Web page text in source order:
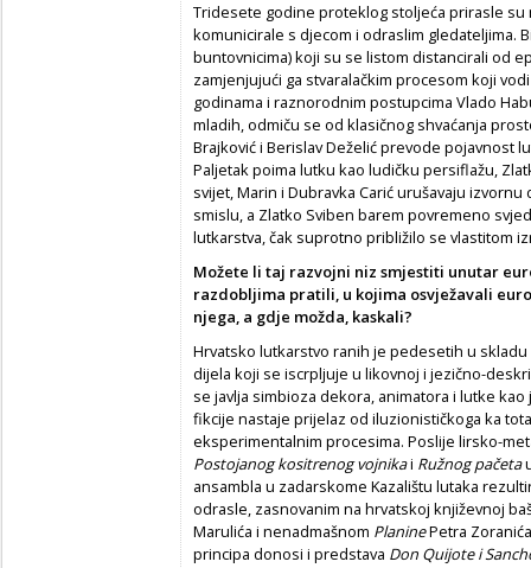
Tridesete godine proteklog stoljeća prirasle
komunicirale s djecom i odraslim gledateljima.
buntovnicima) koji su se listom distancirali od
zamjenjujući ga stvaralačkim procesom koji
godinama i raznorodnim postupcima Vlado
mladih, odmiču se od klasičnog shvaćanja
Brajković i Berislav Deželić prevode pojavnost
Paljetak poima lutku kao ludičku persiflažu,
svijet, Marin i Dubravka Carić urušavaju
smislu, a Zlatko Sviben barem povremeno
lutkarstva, čak suprotno približilo se vlastitom
Možete li taj razvojni niz smjestiti unutar
razdobljima pratili, u kojima osvježavali
njega, a gdje možda, kaskali?
Hrvatsko lutkarstvo ranih je pedesetih u
dijela koji se iscrpljuje u likovnoj i jezično-
se javlja simbioza dekora, animatora i lutke
fikcije nastaje prijelaz od iluzionističkoga ka
eksperimentalnim procesima. Poslije lirsko-
Postojanog kositrenog vojnikai Ružnog pačeta
ansambla u zadarskome Kazalištu lutaka
odrasle, zasnovanim na hrvatskoj književnoj
Marulića i nenadmašnom PlaninePetra
principa donosi i predstava Don Quijote i